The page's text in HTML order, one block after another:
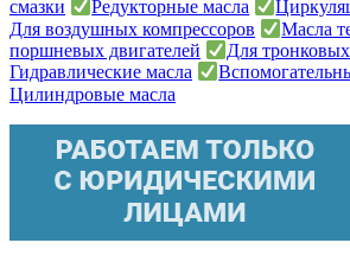
смазки
Редукторные масла
Для воздушных компрессоров
Масла
поршневых двигателей
Для
Гидравлические масла
Цилиндровые масла